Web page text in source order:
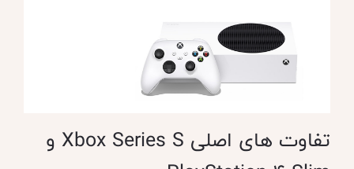
تفاوت های اصلی
Xbox Series S و